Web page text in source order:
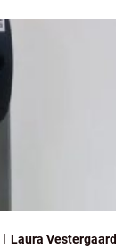
Laura Vestergaard